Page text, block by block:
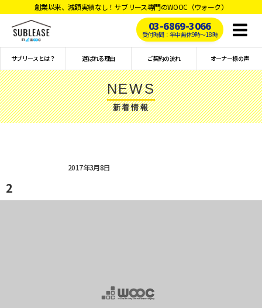
創業以来、減額実績なし！サブリース専門のWOOC（ウォーク）
03-6869-3066
受付時間：年中無休9時〜18時
サブリースとは？ 選ばれる理由 ご契約の流れ オーナー様の声
NEWS
新着情報
2017年3月8日
2